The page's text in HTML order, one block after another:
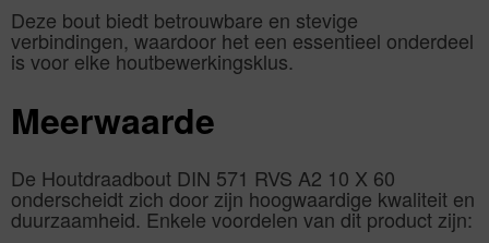
Deze bout biedt betrouwbare en stevige
verbindingen, waardoor het een essentieel onderdeel
is voor elke houtbewerkingsklus.
Meerwaarde
De Houtdraadbout DIN 571 RVS A2 10 X 60
onderscheidt zich door zijn hoogwaardige kwaliteit en
duurzaamheid. Enkele voordelen van dit product zijn: